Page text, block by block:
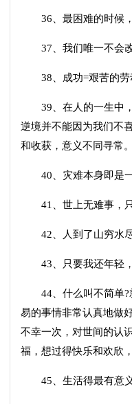
36、最困难的时候
37、我们唯一不会
38、成功=艰苦的劳
39、在人的一生中，
逆境并不能因为我们不
和收获，意义不同寻
40、灾难本身即是
41、世上无难事，
42、人到了山穷水尽
43、只要我还年轻，
44、什么叫不简单?
易的事情非常认真地做
不幸一次，对世间的认
福，想过得快乐和欢欣
45、生活得最有意义